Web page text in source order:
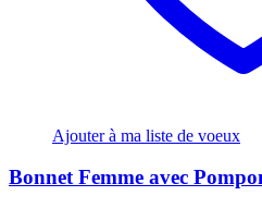
Ajouter à ma liste de voeux
Bonnet Femme avec